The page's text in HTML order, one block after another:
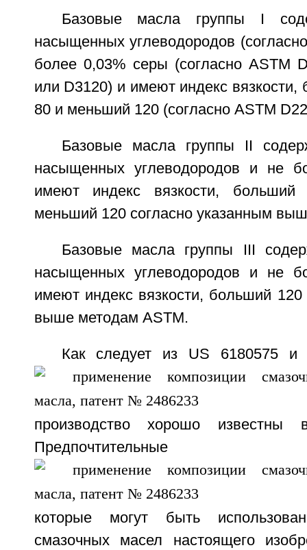
Базовые масла группы I
насыщенных углеводородов
более 0,03% серы (согласно ASTM
или D3120) и имеют индекс
80 и меньший 120 (согласно ASTM
Базовые масла группы II
насыщенных углеводородов и не
имеют индекс вязкости,
меньший 120 согласно указанным
Базовые масла группы III
насыщенных углеводородов и не
имеют индекс вязкости, больший 120
выше методам ASTM.
Как следует из US 6180575 и
производство хорошо известны
которые могут быть
смазочных масел настоящего